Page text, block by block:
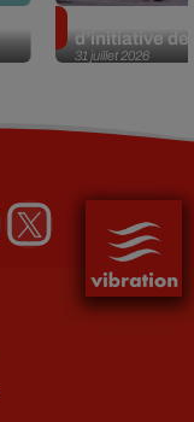
31 juillet 2026
d’initiative